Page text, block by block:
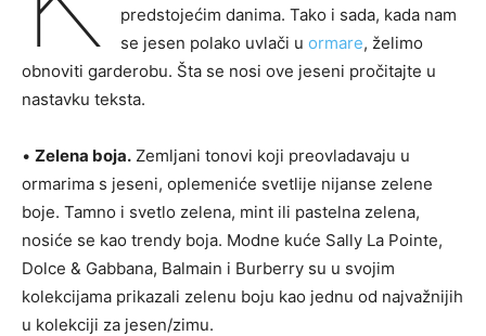
predstojećim danima. Tako i sada, kada nam
se jesen polako uvlači u ormare, želimo
obnoviti garderobu. Šta se nosi ove jeseni pročitajte u
nastavku teksta.
• Zelena boja. Zemljani tonovi koji preovladavaju u
ormarima s jeseni, oplemeniće svetlije nijanse zelene
boje. Tamno i svetlo zelena, mint ili pastelna zelena,
nosiće se kao trendy boja. Modne kuće Sally La Pointe,
Dolce & Gabbana, Balmain i Burberry su u svojim
kolekcijama prikazali zelenu boju kao jednu od najvažnijih
u kolekciji za jesen/zimu.